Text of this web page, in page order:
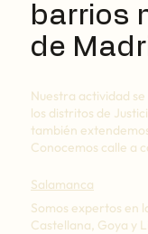
barrios
de
Nuestra actividad
los distritos de
también
Conocemos calle a
Salamanca
Somos expertos en
Castellana, Goya y